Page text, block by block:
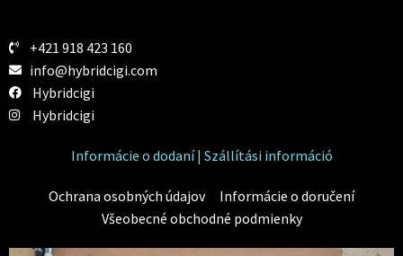
+421 918 423 160
info@hybridcigi.com
Hybridcigi
Hybridcigi
Informácie o dodaní | Szállítási információ
Ochrana osobných údajov
Informácie o doručení
Všeobecné obchodné podmienky